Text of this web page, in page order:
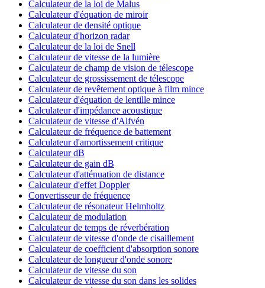
Calculateur de la loi de Malus
Calculateur d'équation de miroir
Calculateur de densité optique
Calculateur d'horizon radar
Calculateur de la loi de Snell
Calculateur de vitesse de la lumière
Calculateur de champ de vision de télescope
Calculateur de grossissement de télescope
Calculateur de revêtement optique à film mince
Calculateur d'équation de lentille mince
Calculateur d'impédance acoustique
Calculateur de vitesse d'Alfvén
Calculateur de fréquence de battement
Calculateur d'amortissement critique
Calculateur dB
Calculateur de gain dB
Calculateur d'atténuation de distance
Calculateur d'effet Doppler
Convertisseur de fréquence
Calculateur de résonateur Helmholtz
Calculateur de modulation
Calculateur de temps de réverbération
Calculateur de vitesse d'onde de cisaillement
Calculateur de coefficient d'absorption sonore
Calculateur de longueur d'onde sonore
Calculateur de vitesse du son
Calculateur de vitesse du son dans les solides